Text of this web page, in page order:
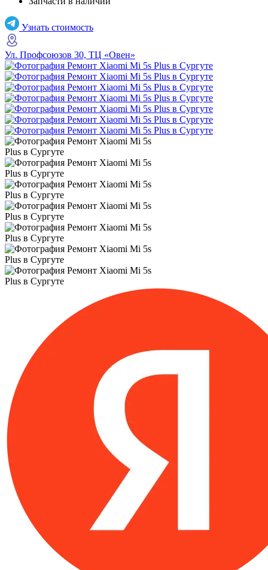
Узнать стоимость
Ул. Профсоюзов 30, ТЦ «Овен»